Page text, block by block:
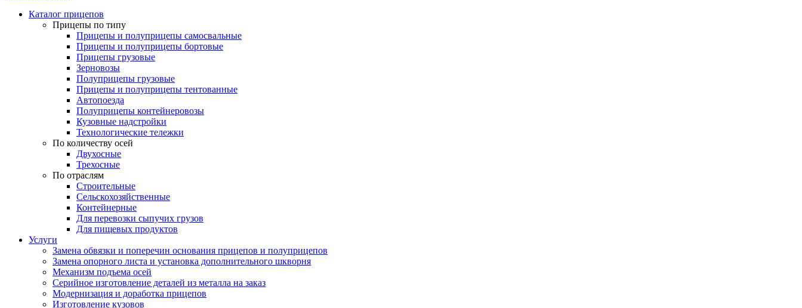
Каталог прицепов
Прицепы по типу
Прицепы и полуприцепы самосвальные
Прицепы и полуприцепы бортовые
Прицепы грузовые
Зерновозы
Полуприцепы грузовые
Прицепы и полуприцепы тентованные
Автопоезда
Полуприцепы контейнеровозы
Кузовные надстройки
Технологические тележки
По количеству осей
Двухосные
Трехосные
По отраслям
Строительные
Сельскохозяйственные
Контейнерные
Для перевозки сыпучих грузов
Для пищевых продуктов
Услуги
Замена обвязки и поперечин основания прицепов и полуприцепов
Замена опорного листа и установка дополнительного шкворня
Механизм подъема осей
Серийное изготовление деталей из металла на заказ
Модернизация и доработка прицепов
Изготовление кузовов